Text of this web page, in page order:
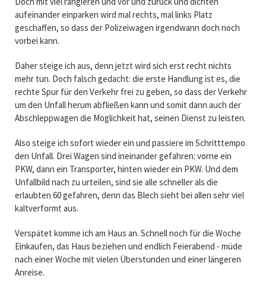
aufeinander einparken wird mal rechts, mal links Platz
geschaffen, so dass der Polizeiwagen irgendwann doch noch
vorbei kann.
Daher steige ich aus, denn jetzt wird sich erst recht nichts
mehr tun. Doch falsch gedacht: die erste Handlung ist es, die
rechte Spur für den Verkehr frei zu geben, so dass der Verkehr
um den Unfall herum abfließen kann und somit dann auch der
Abschleppwagen die Möglichkeit hat, seinen Dienst zu leisten.
Also steige ich sofort wieder ein und passiere im Schritttempo
den Unfall. Drei Wagen sind ineinander gefahren: vorne ein
PKW, dann ein Transporter, hinten wieder ein PKW. Und dem
Unfallbild nach zu urteilen, sind sie alle schneller als die
erlaubten 60 gefahren, denn das Blech sieht bei allen sehr viel
kaltverformt aus.
Verspätet komme ich am Haus an. Schnell noch für die Woche
Einkaufen, das Haus beziehen und endlich Feierabend - müde
nach einer Woche mit vielen Überstunden und einer längeren
Anreise.